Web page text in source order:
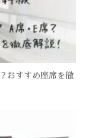
おすすめ座席を徹